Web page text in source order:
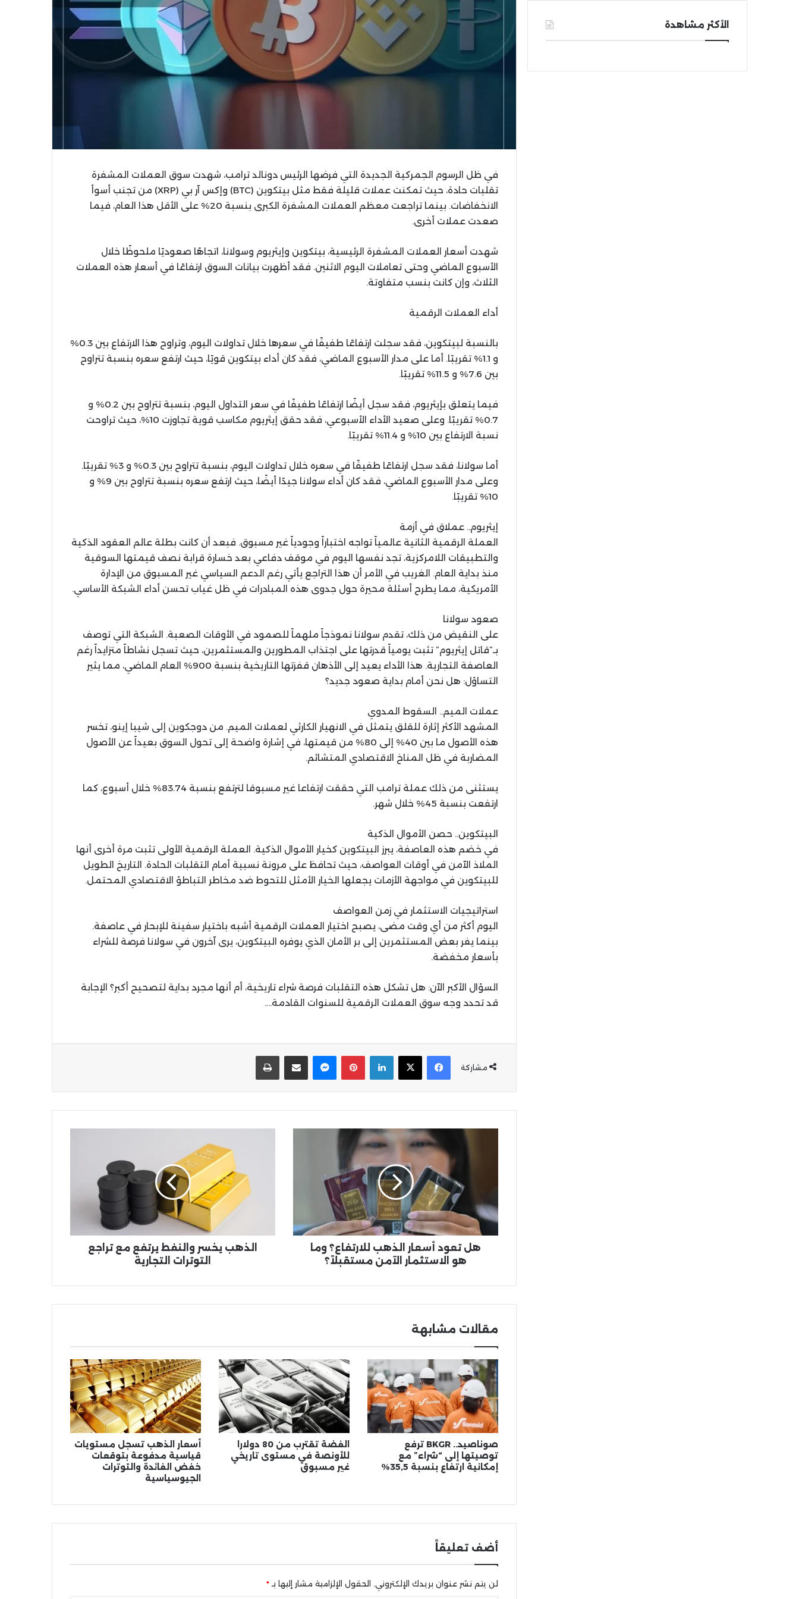
في ظل الرسوم الجمركية الجديدة التي فرضها الرئيس دونالد ترامب، شهدت سوق العملات المشفرة
تقلبات حادة، حيث تمكنت عملات قليلة فقط مثل بيتكوين (BTC) وإكس آر بي (XRP) من تجنب أسوأ
الانخفاضات. بينما تراجعت معظم العملات المشفرة الكبرى بنسبة 20% على الأقل هذا العام، فيما
صعدت عملات أخرى.
شهدت أسعار العملات المشفرة الرئيسية، بيتكوين وإيثريوم وسولانا، اتجاهًا صعوديًا ملحوظًا خلال
الأسبوع الماضي وحتى تعاملات اليوم الاثنين. فقد أظهرت بيانات السوق ارتفاعًا في أسعار هذه العملات
الثلاث، وإن كانت بنسب متفاوتة.
أداء العملات الرقمية
بالنسبة لبيتكوين، فقد سجلت ارتفاعًا طفيفًا في سعرها خلال تداولات اليوم، وتراوح هذا الارتفاع بين 0.3%
و 1.1% تقريبًا. أما على مدار الأسبوع الماضي، فقد كان أداء بيتكوين قويًا، حيث ارتفع سعره بنسبة تتراوح
بين 7.6% و 11.5% تقريبًا.
فيما يتعلق بإيثريوم، فقد سجل أيضًا ارتفاعًا طفيفًا في سعر التداول اليوم، بنسبة تتراوح بين 0.2% و
0.7% تقريبًا. وعلى صعيد الأداء الأسبوعي، فقد حقق إيثريوم مكاسب قوية تجاوزت 10%، حيث تراوحت
نسبة الارتفاع بين 10% و 11.4% تقريبًا.
أما سولانا، فقد سجل ارتفاعًا طفيفًا في سعره خلال تداولات اليوم، بنسبة تتراوح بين 0.3% و 3% تقريبًا.
وعلى مدار الأسبوع الماضي، فقد كان أداء سولانا جيدًا أيضًا، حيث ارتفع سعره بنسبة تتراوح بين 9% و
10% تقريبًا.
إيثريوم.. عملاق في أزمة
العملة الرقمية الثانية عالمياً تواجه اختباراً وجودياً غير مسبوق. فبعد أن كانت بطلة عالم العقود الذكية
والتطبيقات اللامركزية، تجد نفسها اليوم في موقف دفاعي بعد خسارة قرابة نصف قيمتها السوقية
منذ بداية العام. الغريب في الأمر أن هذا التراجع يأتي رغم الدعم السياسي غير المسبوق من الإدارة
الأمريكية، مما يطرح أسئلة محيرة حول جدوى هذه المبادرات في ظل غياب تحسن أداء الشبكة الأساسي.
صعود سولانا
على النقيض من ذلك، تقدم سولانا نموذجاً ملهماً للصمود في الأوقات الصعبة. الشبكة التي توصف
بـ”قاتل إيثريوم” تثبت يومياً قدرتها على اجتذاب المطورين والمستثمرين، حيث تسجل نشاطاً متزايداً رغم
العاصفة التجارية. هذا الأداء يعيد إلى الأذهان قفزتها التاريخية بنسبة 900% العام الماضي، مما يثير
التساؤل: هل نحن أمام بداية صعود جديد؟
عملات الميم.. السقوط المدوي
المشهد الأكثر إثارة للقلق يتمثل في الانهيار الكارثي لعملات الميم. من دوجكوين إلى شيبا إينو، تخسر
هذه الأصول ما بين 40% إلى 80% من قيمتها، في إشارة واضحة إلى تحول السوق بعيداً عن الأصول
المضاربة في ظل المناخ الاقتصادي المتشائم.
يستثنى من ذلك عملة ترامب التي حققت ارتفاعا غير مسبوقا لترتفع بنسبة 83.74% خلال أسبوع، كما
ارتفعت بنسبة 45% خلال شهر.
البيتكوين.. حصن الأموال الذكية
في خضم هذه العاصفة، يبرز البيتكوين كخيار الأموال الذكية. العملة الرقمية الأولى تثبت مرة أخرى أنها
الملاذ الآمن في أوقات العواصف، حيث تحافظ على مرونة نسبية أمام التقلبات الحادة. التاريخ الطويل
للبيتكوين في مواجهة الأزمات يجعلها الخيار الأمثل للتحوط ضد مخاطر التباطؤ الاقتصادي المحتمل.
استراتيجيات الاستثمار في زمن العواصف
اليوم أكثر من أي وقت مضى، يصبح اختيار العملات الرقمية أشبه باختيار سفينة للإبحار في عاصفة.
بينما يفر بعض المستثمرين إلى بر الأمان الذي يوفره البيتكوين، يرى آخرون في سولانا فرصة للشراء
بأسعار مخفضة.
السؤال الأكبر الآن: هل تشكل هذه التقلبات فرصة شراء تاريخية، أم أنها مجرد بداية لتصحيح أكبر؟ الإجابة
قد تحدد وجه سوق العملات الرقمية للسنوات القادمة….
مشاركة
Facebook
X
LinkedIn
Pinterest
Messengerالمشاركة عبر البريد الإلكترونياطبعها
هو
الاستثمار
الآمن
مستقبلاً؟هل تعود أسعار الذهب للارتفاع؟ وما
هو الاستثمار الآمن مستقبلاً؟
الذهب يخسر والنفط يرتفع مع تراجع
التوترات التجارية
مقالات مشابهة
صوناصيد.. BKGR ترفع
توصيتها إلى “شراء” مع
إمكانية ارتفاع بنسبة 35,5%
الفضة تقترب من 80 دولارا
للأونصة في مستوى تاريخي
غير مسبوق
أسعار الذهب تسجل مستويات
قياسية مدفوعة بتوقعات
خفض الفائدة والتوترات
الجيوسياسية
أضف تعليقاً
لن يتم نشر عنوان بريدك الإلكتروني. الحقول الإلزامية مشار إليها بـ *
الأكثر مشاهدة